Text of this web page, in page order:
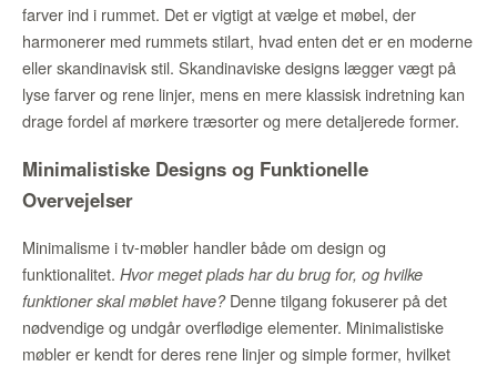
farver ind i rummet. Det er vigtigt at vælge et møbel, der
harmonerer med rummets stilart, hvad enten det er en moderne
eller skandinavisk stil. Skandinaviske designs lægger vægt på
lyse farver og rene linjer, mens en mere klassisk indretning kan
drage fordel af mørkere træsorter og mere detaljerede former.
Minimalistiske Designs og Funktionelle
Overvejelser
Minimalisme i tv-møbler handler både om design og
funktionalitet. Hvor meget plads har du brug for, og hvilke
funktioner skal møblet have?Denne tilgang fokuserer på det
nødvendige og undgår overflødige elementer. Minimalistiske
møbler er kendt for deres rene linjer og simple former, hvilket